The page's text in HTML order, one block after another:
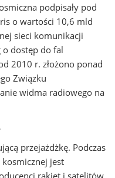
podpisały pod
o wartości 10,6 mld
sieci komunikacji
o dostęp do fal
2010 r. złożono ponad
Związku
widma radiowego na
przejażdżkę. Podczas
jest